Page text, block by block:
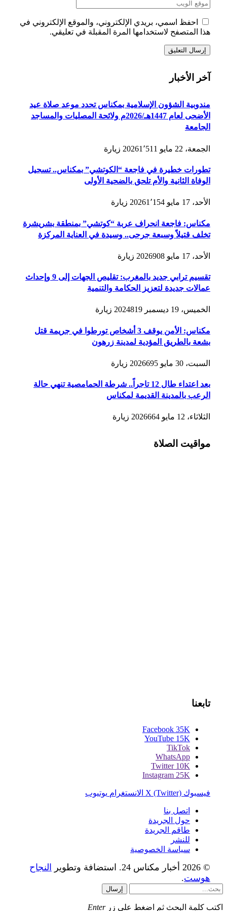
احفظ اسمي، بريدي الإلكتروني، والموقع الإلكتروني في
هذا المتصفح لاستخدامها المرة المقبلة في تعليقي.
آخر الأخبار
مندوبية الشؤون الإسلامية بمكناس تحدد موعد صلاة عيد
الأضحى لعام 1447هـ/2026م ولائحة المصليات والمساجد
الجامعة
الجمعة، 22 مايو 2026 1٬511 زيارة
تطورات خطيرة في فاجعة “الكوتشي” بمكناس.. تسجيل
الوفاة الثانية والأم تلحق بالضحية الأولى
الأحد، 17 مايو 2026 1٬154 زيارة
مكناس: فاجعة انحراف عربة “كوتشي” بمنطقة بشريشرة
تخلف قتيلاً وسبعة جرحى.. وسيدة في العناية المركزة
الأحد، 17 مايو 2026 908 زيارة
تقسيم ترابي جديد بالمغرب: تقليص الجهات إلى 9 وإحداث
عمالات جديدة لتعزيز الحكامة والتنمية
الخميس، 19 ديسمبر 2024 819 زيارة
مكناس: الأمن يوقف 3 أشخاص تورطوا في جريمة قتل
بشعة بالطريق المؤدية لمدينة زرهون
السبت، 30 مايو 2026 695 زيارة
بعد اعتداء طال 12 تاجراً.. شرطة الحمامصية تنهي حالة
الرعب بالمدينة القديمة لمكناس
الثلاثاء، 12 مايو 2026 664 زيارة
مواقيت الصلاة
تابعنا
Facebook 35K
YouTube 15K
TikTok
WhatsApp
Twitter 10K
Instagram 25K
فيسبوك X (Twitter) الانستغرام يوتيوب
اتصل بنا
حول الجريدة
طاقم الجريدة
للنشر
سياسة الخصوصية
© 2026 أخبار مكناس 24. استضافة وتطوير
النجاح
هوست.
إرسال
اكتب كلمة البحث ثم اضغط على زرEnter